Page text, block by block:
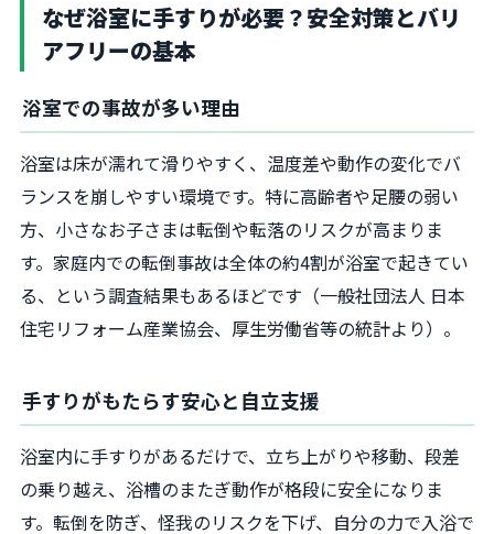
なぜ浴室に手すりが必要？安全対策とバリ
アフリーの基本
浴室での事故が多い理由
浴室は床が濡れて滑りやすく、温度差や動作の変化でバ
ランスを崩しやすい環境です。特に高齢者や足腰の弱い
方、小さなお子さまは転倒や転落のリスクが高まりま
す。家庭内での転倒事故は全体の約4割が浴室で起きてい
る、という調査結果もあるほどです（一般社団法人 日本
住宅リフォーム産業協会、厚生労働省等の統計より）。
手すりがもたらす安心と自立支援
浴室内に手すりがあるだけで、立ち上がりや移動、段差
の乗り越え、浴槽のまたぎ動作が格段に安全になりま
す。転倒を防ぎ、怪我のリスクを下げ、自分の力で入浴で